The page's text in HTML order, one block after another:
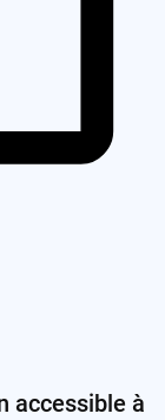
accessible à